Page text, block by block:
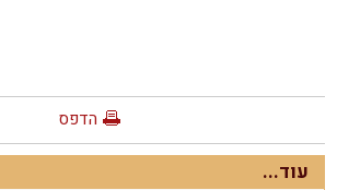
הדפס
עוד...